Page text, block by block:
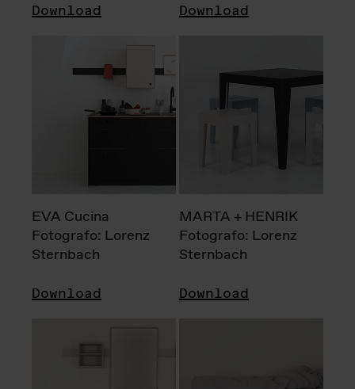
Download Download
EVA Cucina
Fotografo: Lorenz
Sternbach
Download
MARTA + HENRIK
Fotografo: Lorenz
Sternbach
Download